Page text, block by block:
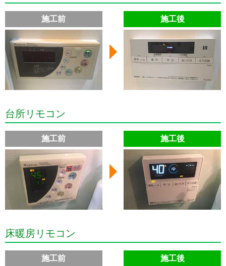
施工前 施工後
台所リモコン
施工前 施工後
床暖房リモコン
施工前 施工後